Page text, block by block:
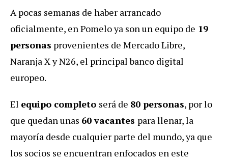
A pocas semanas de haber arrancado
oficialmente, en Pomelo ya son un equipo de 19
personas provenientes de Mercado Libre,
Naranja X y N26, el principal banco digital
europeo.
El equipo completo será de 80 personas, por lo
que quedan unas 60 vacantes para llenar, la
mayoría desde cualquier parte del mundo, ya que
los socios se encuentran enfocados en este